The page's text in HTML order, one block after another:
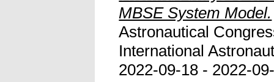
MBSE System Model.
Astronautical
International
2022-09-18 - 2022-